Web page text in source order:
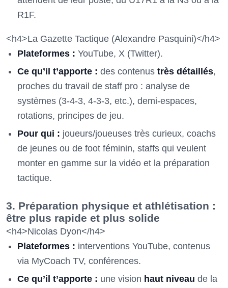
R1F.
<h4>La Gazette Tactique (Alexandre Pasquini)</h4>
Plateformes : YouTube, X (Twitter).
Ce qu’il t’apporte : des contenus très détaillés,
proches du travail de staff pro : analyse de
systèmes (3-4-3, 4-3-3, etc.), demi-espaces,
rotations, principes de jeu.
Pour qui : joueurs/joueuses très curieux, coachs
de jeunes ou de foot féminin, staffs qui veulent
monter en gamme sur la vidéo et la préparation
tactique.
3. Préparation physique et athlétisation :
être plus rapide et plus solide
<h4>Nicolas Dyon</h4>
Plateformes : interventions YouTube, contenus
via MyCoach TV, conférences.
Ce qu’il t’apporte : une vision haut niveau de la